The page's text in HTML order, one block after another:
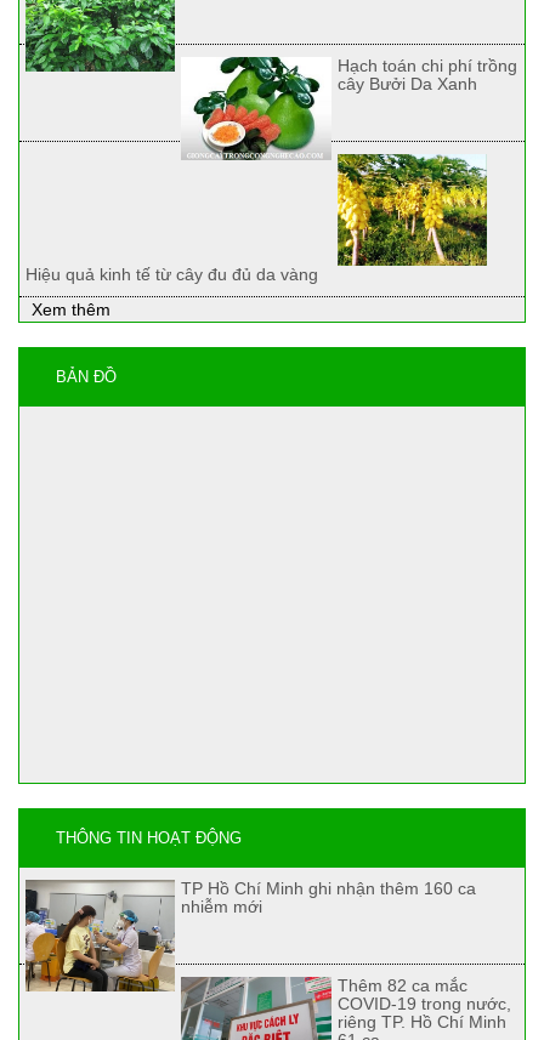
Hạch toán chi phí trồng
cây Bưởi Da Xanh
Hiệu quả kinh tế từ cây đu đủ da vàng
Xem thêm
BẢN ĐỒ
THÔNG TIN HOẠT ĐỘNG
TP Hồ Chí Minh ghi nhận thêm 160 ca
nhiễm mới
Thêm 82 ca mắc
COVID-19 trong nước,
riêng TP. Hồ Chí Minh